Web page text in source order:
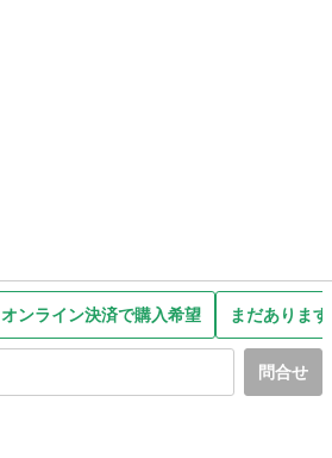
オンライン決済で購入希望 まだありま
問合せ